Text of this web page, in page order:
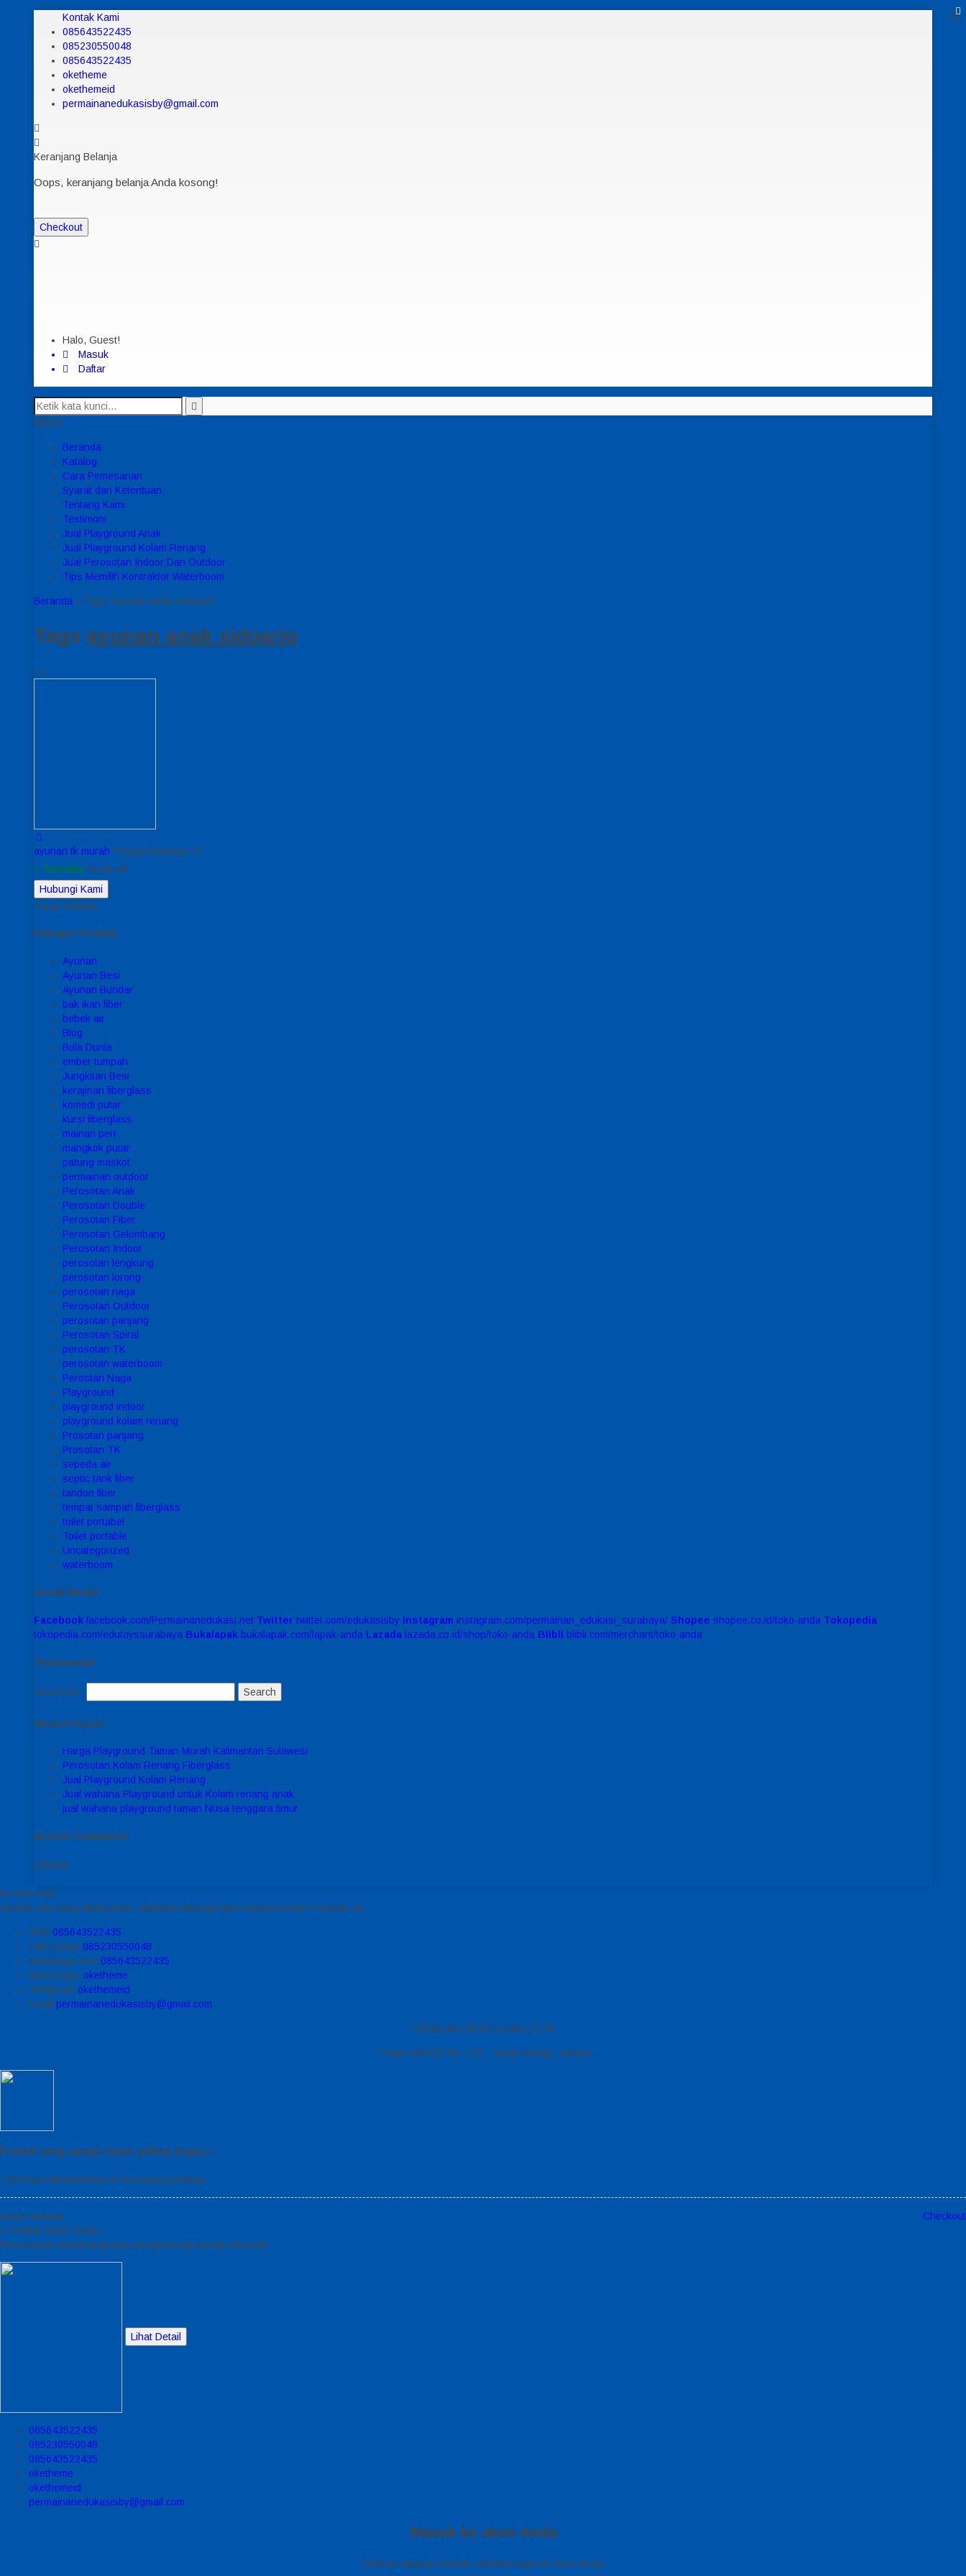
Kontak Kami
085643522435
085230550048
085643522435
oketheme
okethemeid
permainanedukasisby@gmail.com
Keranjang Belanja
Oops, keranjang belanja Anda kosong!
Checkout
Halo, Guest!
Masuk
Daftar
MENU
Beranda
Katalog
Cara Pemesanan
Syarat dan Ketentuan
Tentang Kami
Testimoni
Jual Playground Anak
Jual Playground Kolam Renang
Jual Perosotan Indoor Dan Outdoor
Tips Memilih Kontraktor Waterboom
Beranda » Tags "ayunan anak sidoarjo"
Tags ayunan anak sidoarjo
ayunan tk murah *Harga Hubungi CS
Tersedia / kode 36
Hubungi Kami
Tutup Sidebar
Kategori Produk
Ayunan
Ayunan Besi
Ayunan Bundar
bak ikan fiber
bebek air
Blog
Bola Dunia
ember tumpah
Jungkitan Besi
kerajinan fiberglass
komedi putar
kursi fiberglass
mainan perr
mangkok putar
patung maskot
permainan outdoor
Perosotan Anak
Perosotan Double
Perosotan Fiber
Perosotan Gelombang
Perosotan Indoor
perosotan lengkung
perosotan lorong
perosotan naga
Perosotan Outdoor
perosotan panjang
Perosotan Spiral
perosotan TK
perosotan waterboom
Perostan Naga
Playground
playground indoor
playground kolam renang
Prosotan panjang
Prosotan TK
sepeda air
septic tank fiber
tandon fiber
tempat sampah fiberglass
toilet portabel
Toilet portable
Uncategorized
waterboom
Social Media
Facebook facebook.com/Permainanedukasi.net Twitter twitter.com/edukasisby Instagram instagram.com/permainan_edukasi_surabaya/ Shopee shopee.co.id/toko-anda Tokopedia
tokopedia.com/edutoyssurabaya Bukalapak bukalapak.com/lapak-anda Lazada lazada.co.id/shop/toko-anda Blibli blibli.com/merchant/toko-anda
Testimonial
Search for:
Recent Posts
Harga Playground Taman Murah Kalimantan Sulawesi
Perosotan Kolam Renang Fiberglass
Jual Playground Kolam Renang
Jual wahana Playground untuk Kolam renang anak
jual wahana playground taman Nusa tenggara timur
Recent Comments
Sidebar
-
Kontak Kami
Apabila ada yang ditanyakan, silahkan hubungi kami melalui kontak di bawah ini.
SMS 085643522435
Call Center 085230550048
Whatsapp Icha 085643522435
Messenger oketheme
Telegrram okethemeid
Email permainanedukasisby@gmail.com
Buka jam 08.00 s/d jam 21.00
Ruko ABCDE No. 123 - Tanah Abang, Jakarta
Produk yang sangat tepat, pilihan bagus..!
Berhasil ditambahkan ke keranjang belanja
Lanjut Belanja
Checkout
Produk Quick Order
Pemesanan dapat langsung menghubungi kontak dibawah:
Lihat Detail
085643522435
085230550048
085643522435
oketheme
okethemeid
permainanedukasisby@gmail.com
Masuk ke akun Anda
Selamat datang kembali, silahkan login ke akun Anda.